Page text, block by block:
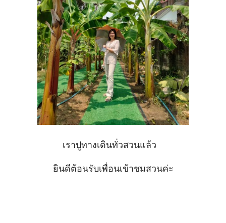
เราปูทางเดินทั่วสวนแล้ว
ยินดีต้อนรับเพื่อนเข้าชมสวนค่ะ